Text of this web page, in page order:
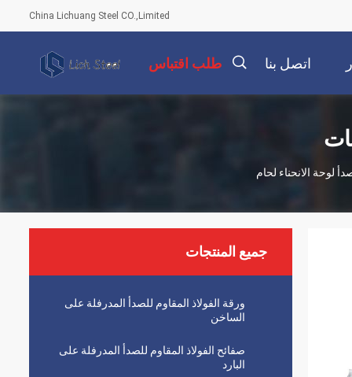
China Lichuang Steel CO.,Limited
اتصل بنا طلب اقتباس
جميع المنتجات
ورقة الفولاذ المقاوم للصدأ المدرفلة على
الساخن
صفائح الفولاذ المقاوم للصدأ المدرفلة على
البارد